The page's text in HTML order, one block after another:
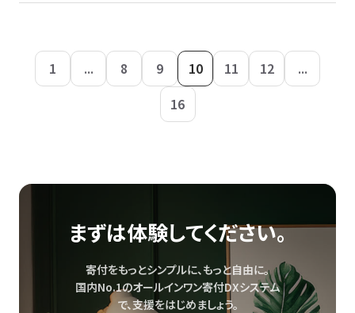
1 ... 8 9 10 11 12
...
16
まずは体験してください。
寄付をもっとシンプルに、もっと自由に。
国内No.1のオールインワン寄付DXシステム
で、支援をはじめましょう。